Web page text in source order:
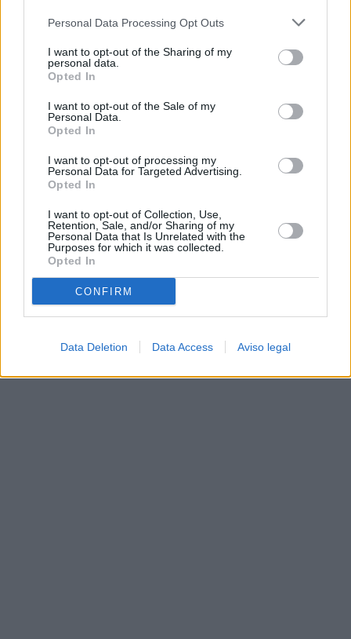
negar su consentimiento. Tenga en cuenta que algún
de su consentimiento, pero usted tiene el derecho de
rechazar tal procesamiento. Sus preferencias se aplicarán
cualquier momento entrando de nuevo en este sitio web o
visitando nuestra política de privacidad.
Personal Data Processing Opt Outs
I want to opt-out of the Sharing of my
personal data.
Opted In
I want to opt-out of the Sale of my
Personal Data.
Opted In
I want to opt-out of processing my
Personal Data for Targeted Advertising.
Opted In
I want to opt-out of Collection, Use,
Retention, Sale, and/or Sharing of my
Personal Data that Is Unrelated with the
Purposes for which it was collected.
Opted In
CONFIRM
Data Deletion Data Access Aviso legal